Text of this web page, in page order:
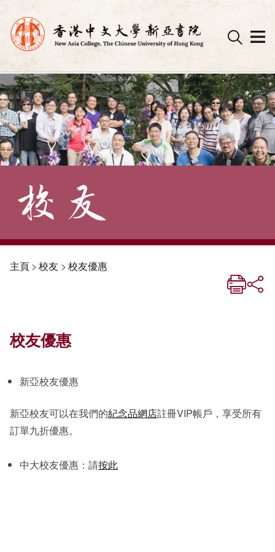
Skip
to
content
主頁> 校友 > 校友優惠
校友優惠
新亞校友優惠
新亞校友可以在我們的紀念品網店註冊VIP帳戶，享受所有
訂單九折優惠。
中大校友優惠：請按此